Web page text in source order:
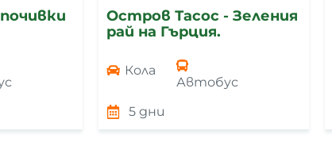
Остров Тасос - Зеления
рай на Гърция.
Кола
Автобус
5 дни